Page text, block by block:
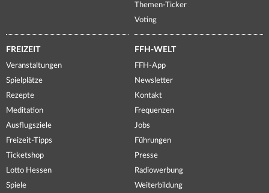
Themen-Ticker
Voting
FREIZEIT
Veranstaltungen
Spielplätze
Rezepte
Meditation
Ausflugsziele
Freizeit-Tipps
Ticketshop
Lotto Hessen
Spiele
FFH-WELT
FFH-App
Newsletter
Kontakt
Frequenzen
Jobs
Führungen
Presse
Radiowerbung
Weiterbildung